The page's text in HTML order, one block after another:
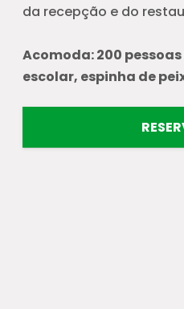
da recepção e do
Acomoda: 200
escolar, espinha de